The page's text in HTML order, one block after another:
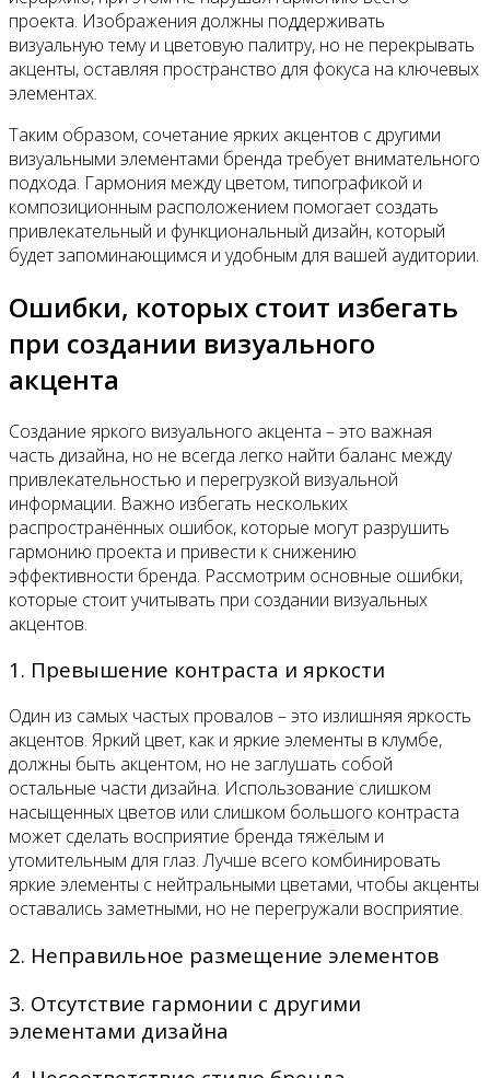
проекта. Изображения должны поддерживать
визуальную тему и цветовую палитру, но не перекрывать
акценты, оставляя пространство для фокуса на ключевых
элементах.
Таким образом, сочетание ярких акцентов с другими
визуальными элементами бренда требует внимательного
подхода. Гармония между цветом, типографикой и
композиционным расположением помогает создать
привлекательный и функциональный дизайн, который
будет запоминающимся и удобным для вашей аудитории.
Ошибки, которых стоит избегать
при создании визуального
акцента
Создание яркого визуального акцента – это важная
часть дизайна, но не всегда легко найти баланс между
привлекательностью и перегрузкой визуальной
информации. Важно избегать нескольких
распространённых ошибок, которые могут разрушить
гармонию проекта и привести к снижению
эффективности бренда. Рассмотрим основные ошибки,
которые стоит учитывать при создании визуальных
акцентов.
1. Превышение контраста и яркости
Один из самых частых провалов – это излишняя яркость
акцентов. Яркий цвет, как и яркие элементы в клумбе,
должны быть акцентом, но не заглушать собой
остальные части дизайна. Использование слишком
насыщенных цветов или слишком большого контраста
может сделать восприятие бренда тяжёлым и
утомительным для глаз. Лучше всего комбинировать
яркие элементы с нейтральными цветами, чтобы акценты
оставались заметными, но не перегружали восприятие.
2. Неправильное размещение элементов
3. Отсутствие гармонии с другими
элементами дизайна